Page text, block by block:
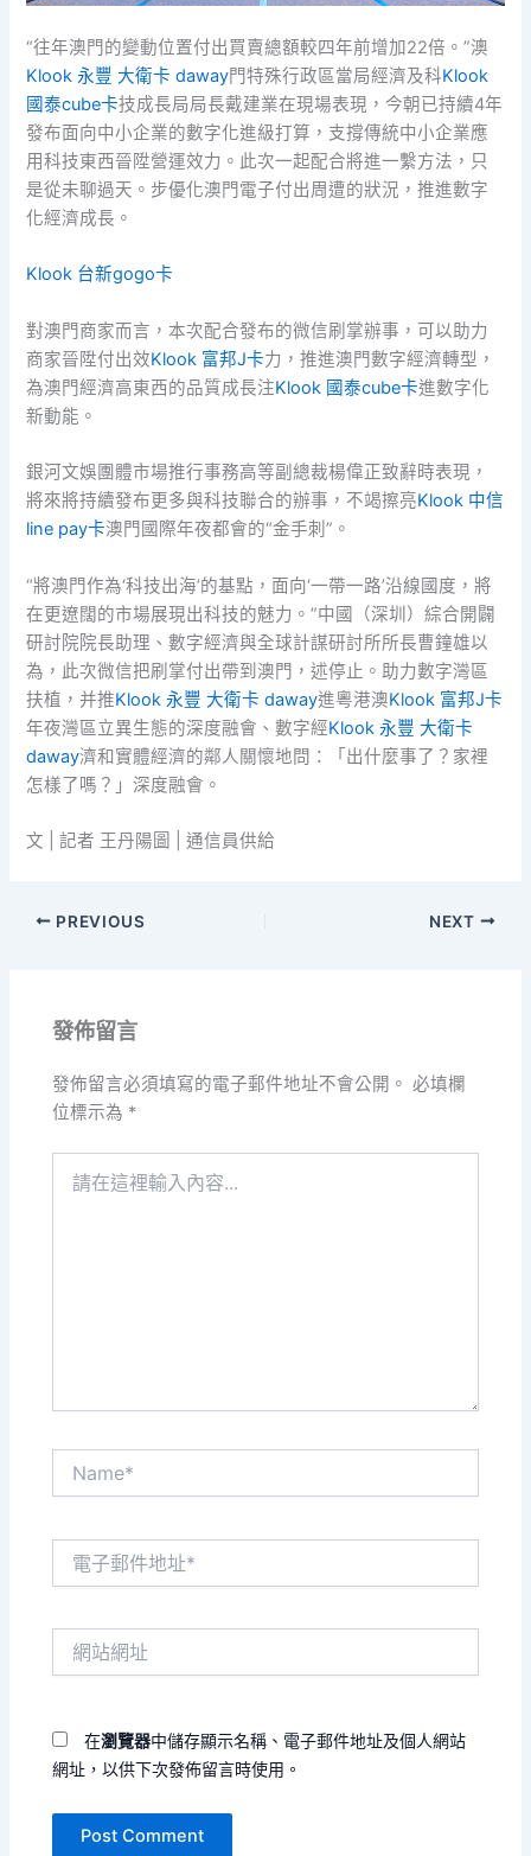
“往年澳門的變動位置付出買賣總額較四年前增加22倍。”澳
Klook 永豐 大衛卡 daway門特殊行政區當局經濟及科Klook
國泰cube卡技成長局局長戴建業在現場表現，今朝已持續4年
發布面向中小企業的數字化進級打算，支撐傳統中小企業應
用科技東西晉陞營運效力。此次一起配合將進一繫方法，只
是從未聊過天。步優化澳門電子付出周遭的狀況，推進數字
化經濟成長。
Klook 台新gogo卡
對澳門商家而言，本次配合發布的微信刷掌辦事，可以助力
商家晉陞付出效Klook 富邦J卡力，推進澳門數字經濟轉型，
為澳門經濟高東西的品質成長注Klook 國泰cube卡進數字化
新動能。
銀河文娛團體市場推行事務高等副總裁楊偉正致辭時表現，
將來將持續發布更多與科技聯合的辦事，不竭擦亮Klook 中信
line pay卡澳門國際年夜都會的“金手刺”。
“將澳門作為‘科技出海’的基點，面向‘一帶一路’沿線國度，將
在更遼闊的市場展現出科技的魅力。”中國（深圳）綜合開闢
研討院院長助理、數字經濟與全球計謀研討所所長曹鐘雄以
為，此次微信把刷掌付出帶到澳門，述停止。助力數字灣區
扶植，并推Klook 永豐 大衛卡 daway進粵港澳Klook 富邦J卡
年夜灣區立異生態的深度融會、數字經Klook 永豐 大衛卡
daway濟和實體經濟的鄰人關懷地問：「出什麼事了？家裡
怎樣了嗎？」深度融會。
文 | 記者 王丹陽圖 | 通信員供給
PREVIOUS NEXT
發佈留言
發佈留言必須填寫的電子郵件地址不會公開。 必填欄
位標示為 *
在瀏覽器中儲存顯示名稱、電子郵件地址及個人網站
網址，以供下次發佈留言時使用。